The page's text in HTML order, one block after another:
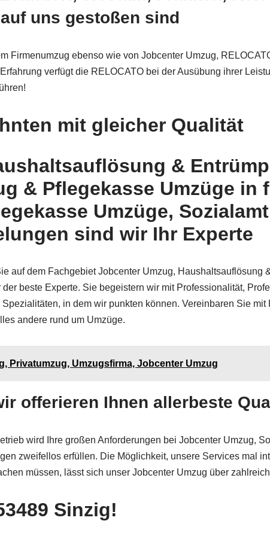
uns gestoßen sind
Firmenumzug ebenso wie von Jobcenter Umzug,
verfügt die RELOCATO bei der Ausübung ihrer
mit gleicher Qualität
&
& Pflegekasse Umzüge
Umzüge,
sind wir Ihr Experte
auf dem Fachgebiet Jobcenter Umzug, Haushaltsauflösung
beste Experte. Sie begeistern wir mit Professionalität,
in dem wir punkten können. Vereinbaren Sie
andere rund um Umzüge.
Privatumzug, Umzugsfirma, Jobcenter Umzug
offerieren Ihnen allerbeste
wird Ihre großen Anforderungen bei Jobcenter Umzug,
zweifellos erfüllen. Die Möglichkeit, unsere Services mal
müssen, lässt sich unser Jobcenter Umzug über
Sinzig!